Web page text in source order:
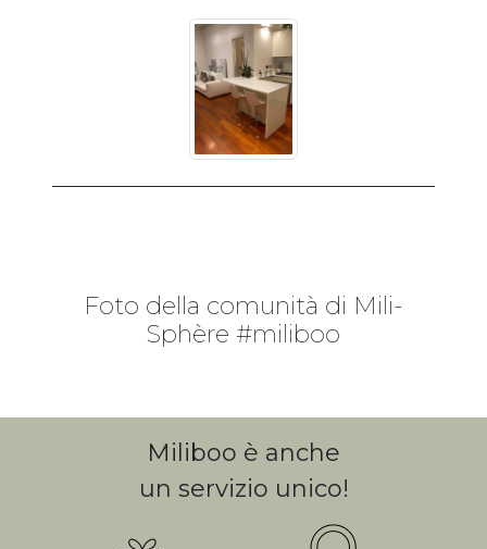
Foto della comunità di Mili-
Sphère #miliboo
Miliboo è anche
un servizio unico!